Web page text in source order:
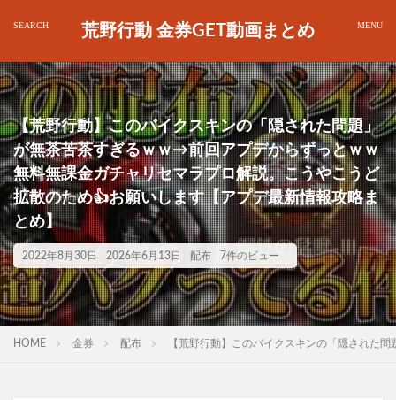
荒野行動 金券GET動画まとめ
【荒野行動】このバイクスキンの「隠された問題」
が無茶苦茶すぎるｗｗ→前回アプデからずっとｗｗ
無料無課金ガチャリセマラプロ解説。こうやこうど
拡散のため👍お願いします【アプデ最新情報攻略ま
とめ】
2022年8月30日 2026年6月13日 配布 7件のビュー
HOME 金券 配布 【荒野行動】このバイクスキンの「隠された